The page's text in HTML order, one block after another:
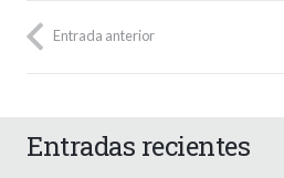
Entrada anterior
Entradas recientes